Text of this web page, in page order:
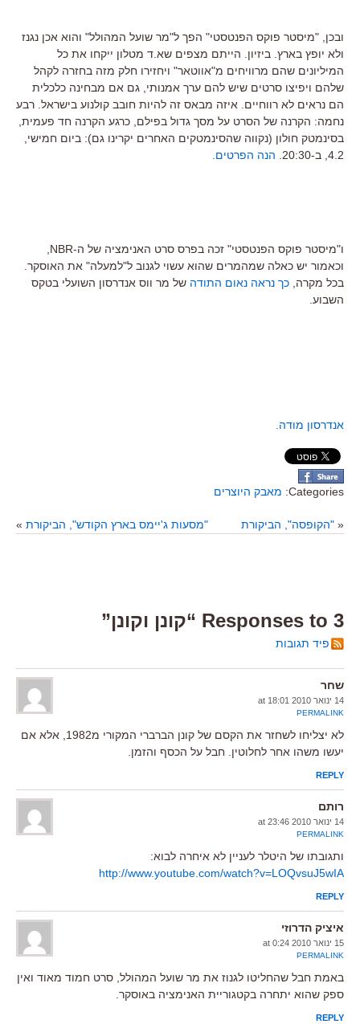
ובכן, "מיסטר פוקס הפנטסטי" הפך ל"מר שועל המהולל" והוא אכן נגנז
ולא יופץ בארץ. ביזיון. הייתם מצפים שא.ד מטלון ייקחו את כל
המיליונים שהם מרוויחים מ"אווטאר" ויחזירו חלק מזה בחזרה לקהל
שלהם ויפיצו סרטים שיש להם ערך אמנותי, גם אם מבחינה כלכלית
הם נראים לא רווחיים. איזה מבאס זה להיות חובב קולנוע בישראל. רבע
נחמה: הקרנה של הסרט על מסך גדול בפילם, כרגע הקרנה חד פעמית,
בסינמטק חולון (נקווה שהסינמטקים האחרים יקרינו גם): ביום חמישי,
4.2, ב-20:30.
הנה הפרטים.
וכאמור יש כאלה שמהמרים שהוא עשוי לגנוב ל"למעלה" את האוסקר.
בכל מקרה, כך נראה נאום התודה של מר ווס אנדרסון השועלי בטקס
השבוע.
אנדרסון מודה.
Categories: מאבק היוצרים
« "הקופסה", הביקורת "מסעות ג'יימס בארץ הקודש", הביקורת »
3 Responses to “קונן וקונן”
פיד תגובות
שחר
14 ינואר 2010 at 18:01
PERMALINK
לא יצליחו לשחזר את הקסם של קונן הברברי המקורי מ1982, אלא אם
יעשו משהו אחר לחלוטין. חבל על הכסף והזמן.
REPLY
רותם
14 ינואר 2010 at 23:46
PERMALINK
ותגובתו של היטלר לעניין לא איחרה לבוא:
http://www.youtube.com/watch?v=LOQvsuJ5wIA
REPLY
איציק הדרוזי
15 ינואר 2010 at 0:24
PERMALINK
באמת חבל שהחליטו לגנוז את מר שועל המהולל, סרט חמוד מאוד ואין
ספק שהוא יתחרה בקטגוריית האנימציה באוסקר.
REPLY